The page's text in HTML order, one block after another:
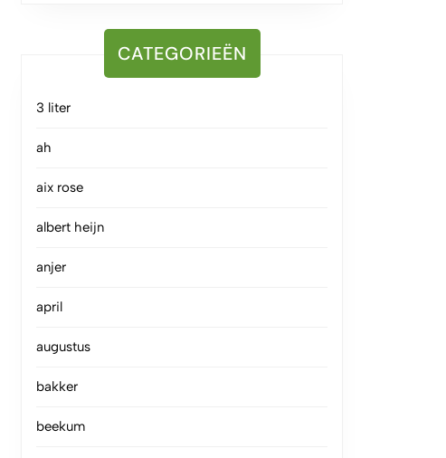
CATEGORIEËN
3 liter
ah
aix rose
albert heijn
anjer
april
augustus
bakker
beekum